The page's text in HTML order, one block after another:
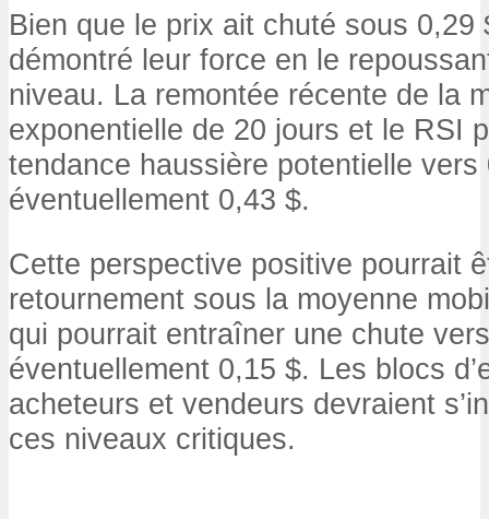
Bien que le prix ait chuté sous 0,29
démontré leur force en le
niveau. La remontée récente de la
exponentielle de 20 jours et le RSI
tendance haussière potentielle vers
éventuellement 0,43 $.
Cette perspective positive pourrait
retournement sous la moyenne
qui pourrait entraîner une chute
éventuellement 0,15 $. Les blocs
acheteurs et vendeurs devraient
ces niveaux critiques.